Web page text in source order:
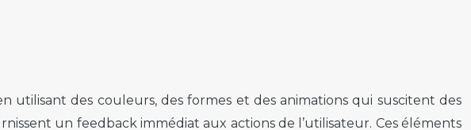
des couleurs, des formes et des animations qui suscitent des
un feedback immédiat aux actions de l’utilisateur. Ces éléments